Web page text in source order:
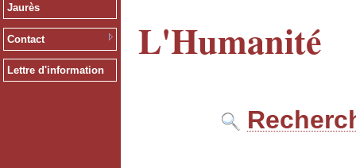
Jaurès
Contact
Lettre d'information
L'Humanité